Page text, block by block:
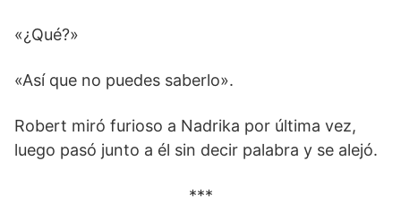
«¿Qué?»
«Así que no puedes saberlo».
Robert miró furioso a Nadrika por última vez,
luego pasó junto a él sin decir palabra y se alejó.
***